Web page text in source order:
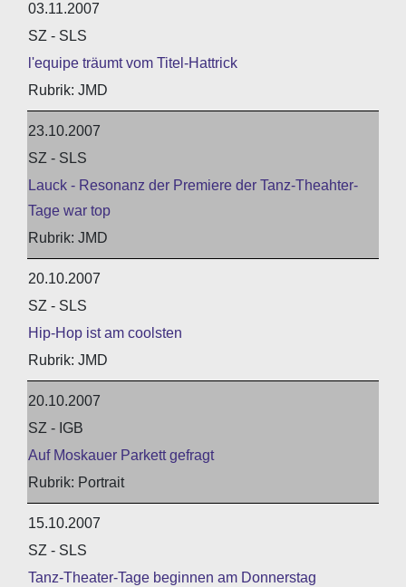
03.11.2007
SZ - SLS
l'equipe träumt vom Titel-Hattrick
JMD
23.10.2007
SZ - SLS
Lauck - Resonanz der Premiere der Tanz-Theahter-
Tage war top
JMD
20.10.2007
SZ - SLS
Hip-Hop ist am coolsten
JMD
20.10.2007
SZ - IGB
Auf Moskauer Parkett gefragt
Portrait
15.10.2007
SZ - SLS
Tanz-Theater-Tage beginnen am Donnerstag